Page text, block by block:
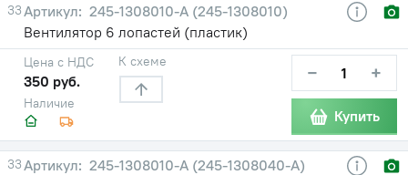
33
245-1308010-А (245-1308010)
Вентилятор 6 лопастей (пластик)
Наличие
Цена с НДС
350 руб.
К схеме − +
Купить
33
245-1308010-А (245-1308040-А)